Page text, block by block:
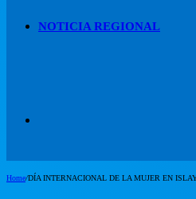
NOTICIA REGIONAL
Home/DÍA INTERNACIONAL DE LA MUJER EN